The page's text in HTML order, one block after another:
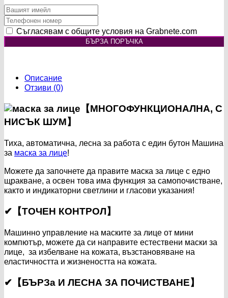
Съгласявам с общите условия на Grabnete.com
БЪРЗА ПОРЪЧКА
Описание
Отзиви (0)
【МНОГОФУНКЦИОНАЛНА, С
НИСЪК ШУМ】
Тиха, автоматична, лесна за работа с един бутон Машина
за маска за лице!
Можете да започнете да правите маска за лице с едно
щракване, а освен това има функция за самопочистване,
както и индикаторни светлини и гласови указания!
✔【ТОЧЕН КОНТРОЛ】
Машинно управление на маските за лице от мини
компютър, можете да си направите естествени маски за
лице, за избелване на кожата, възстановяване на
еластичността и жизнеността на кожата.
✔【БЪРЗа И ЛЕСНА ЗА ПОЧИСТВАНЕ】